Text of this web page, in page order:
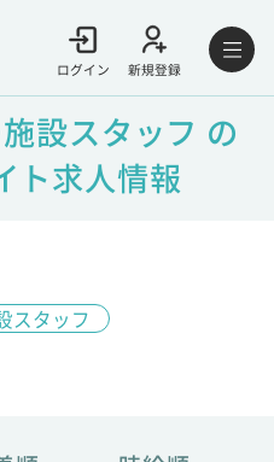
ログイン 新規登録
設スタッフ の
ト求人情報
スタッフ